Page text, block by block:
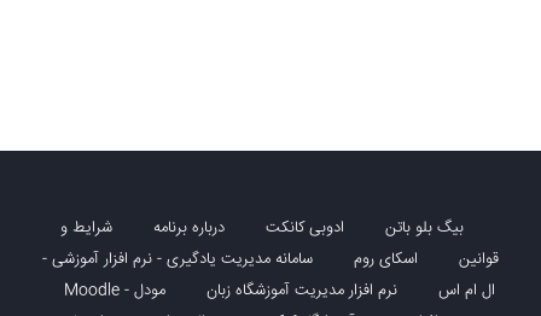
بیگ بلو باتن ادوبی کانکت درباره برنامه
شرایط و
قوانین
اسکای روم
سامانه مدیریت یادگیری - نرم افزار آموزشی -
ال ام اس
نرم افزار مدیریت آموزشگاه زبان
مودل - Moodle